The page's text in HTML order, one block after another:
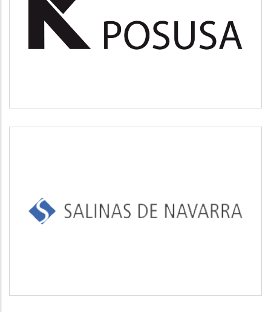
Medio ambiente
SALINAS DE NAVARRA